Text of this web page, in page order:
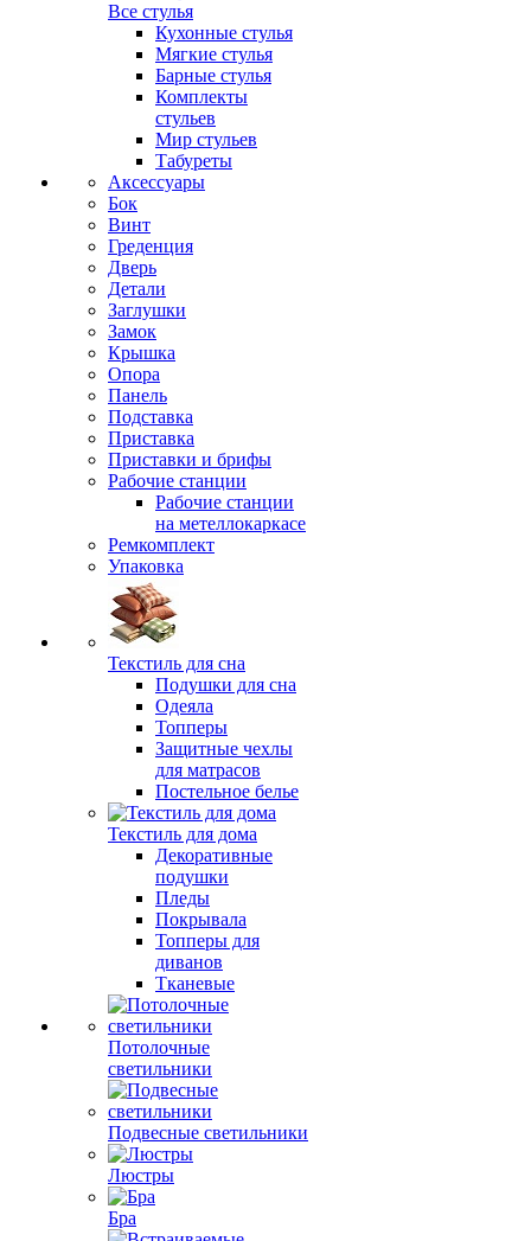
Все стулья
Кухонные стулья
Мягкие стулья
Барные стулья
Комплекты
стульев
Мир стульев
Табуреты
Аксессуары
Бок
Винт
Греденция
Дверь
Детали
Заглушки
Замок
Крышка
Опора
Панель
Подставка
Приставка
Приставки и брифы
Рабочие станции
Рабочие станции
на метеллокаркасе
Ремкомплект
Упаковка
Текстиль для сна
Подушки для сна
Одеяла
Топперы
Защитные чехлы
для матрасов
Постельное белье
Текстиль для дома
Декоративные
подушки
Пледы
Покрывала
Топперы для
диванов
Тканевые
Потолочные
светильники
Подвесные светильники
Люстры
Бра